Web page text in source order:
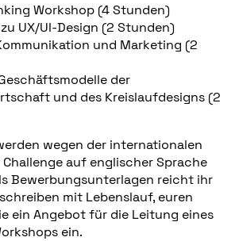
Workshop (4 Stunden)
UX/UI-Design (2 Stunden)
und Marketing (2
der
und des Kreislaufdesigns (2
wegen der internationalen
auf englischer Sprache
Bewerbungsunterlagen reicht ihr
mit Lebenslauf, euren
ein Angebot für die Leitung eines
ein.